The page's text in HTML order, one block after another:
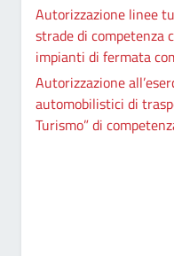
Autorizzazione linee
strade di competenza
impianti di fermata
Autorizzazione
automobilistici di
Turismo” di